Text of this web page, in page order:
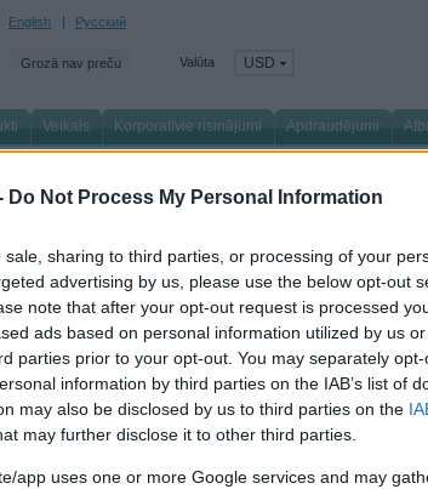
Do Not Process My Personal Information
sharing to third parties, or processing of your
advertising by us, please use the below opt-out
note that after your opt-out request is processed
ads based on personal information utilized by us
parties prior to your opt-out. You may separately
information by third parties on the IAB’s list of
may also be disclosed by us to third parties on the
may further disclose it to other third parties.
app uses one or more Google services and may
English Русский
Grozā nav preču Valūta USD
Veikals Korporatīvie risinājumi Apdraudējumi
kārtas Kaspersky Lab ir nosaukts
aizsardzības platformu
2016. gada Gartner galiekārtu aizsardzības platformu
līderu kvadrantā. Novērtējuma pamatā ir kritēriji
(ability to execute). Šis ir piektais gads pēc kārtas, kad